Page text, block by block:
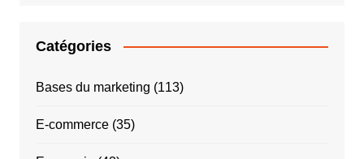
Catégories
Bases du marketing (113)
E-commerce(35)